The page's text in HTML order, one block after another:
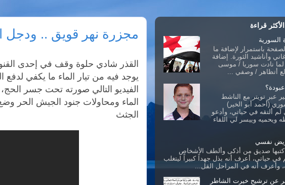
مجزرة نهر قويق .. ودجل
القذر شادي حلوة وقف في إحدى
يوجد فيه من تيار الماء ما يكفي لدفع
الفيديو التالي صورته تحت جسر
الماء ومحاولات جنود الجيش الحر
الجثث
قراءة
السورية
باستمرار لإضافة ما
وأناشيد الثورة. إضافة
25/02/2017 لما نادت سوريا / موسى
أتظاهر / وصفي ...
عبر تويتر مع الناشط
(أحمد أبو الخير)
ألتقه في حياتي، وأدعو
ويحميه وييسر لي اللقاء
نفسي
كتبها صديق من أذكى وألطف الأشخاص
في حياتي، أعرف أنه بذل جهداً كبيراً ليتغلب
وأعرف أنه في المراحل القل...
عن ترشيح خيرت الشاطر